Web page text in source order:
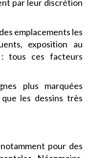
par leur discrétion
emplacements les
exposition au
tous ces facteurs
plus marquées
les dessins très
pour des